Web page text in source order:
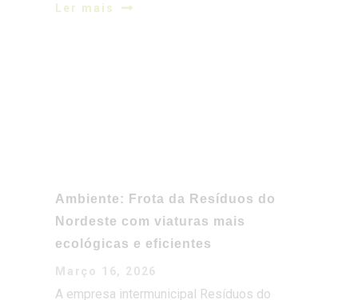
Ler mais
Ambiente: Frota da Resíduos do
Nordeste com viaturas mais
ecológicas e eficientes
Março 16, 2026
A empresa intermunicipal Resíduos do